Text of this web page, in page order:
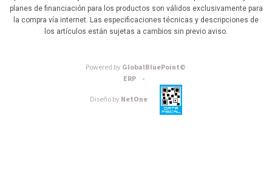
planes de financiación para los productos son válidos exclusivamente para
la compra vía internet. Las especificaciones técnicas y descripciones de
los artículos están sujetas a cambios sin previo aviso.
Powered byGlobalBluePoint©
ERP -
Diseño byNetOne